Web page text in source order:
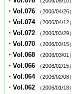
・Vol.076 （2006/04/26）
・Vol.074 （2006/04/12）
・Vol.072 （2006/03/29）
・Vol.070 （2006/03/15）
・Vol.068 （2006/03/01）
・Vol.066 （2006/02/15）
・Vol.064 （2006/02/08）
・Vol.062 （2006/01/18）